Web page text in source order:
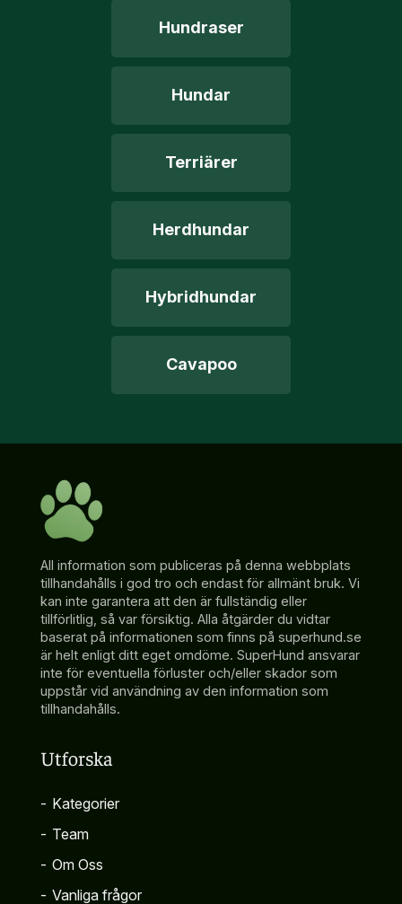
Hundraser
Hundar
Terriärer
Herdhundar
Hybridhundar
Cavapoo
All information som publiceras på denna webbplats
tillhandahålls i god tro och endast för allmänt bruk. Vi
kan inte garantera att den är fullständig eller
tillförlitlig, så var försiktig. Alla åtgärder du vidtar
baserat på informationen som finns på superhund.se
är helt enligt ditt eget omdöme. SuperHund ansvarar
inte för eventuella förluster och/eller skador som
uppstår vid användning av den information som
tillhandahålls.
Utforska
- Kategorier
- Team
- Om Oss
- Vanliga frågor